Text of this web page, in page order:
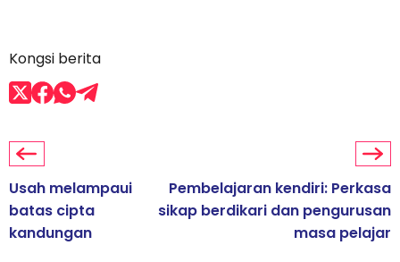
Kongsi berita
Usah melampaui
batas cipta
kandungan
Pembelajaran kendiri: Perkasa
sikap berdikari dan pengurusan
masa pelajar